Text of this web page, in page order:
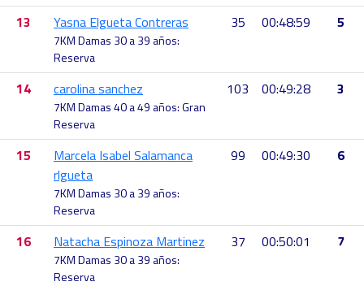
13 Yasna Elgueta Contreras
7KM Damas 30 a 39 años:
Reserva
35 00:48:59 5
14 carolina sanchez
7KM Damas 40 a 49 años: Gran
Reserva
103 00:49:28 3
15
Marcela Isabel Salamanca
rlgueta
7KM Damas 30 a 39 años:
Reserva
99 00:49:30 6
16 Natacha Espinoza Martinez
7KM Damas 30 a 39 años:
Reserva
37 00:50:01 7